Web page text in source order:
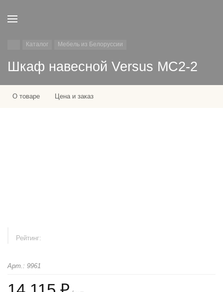
Каталог Мебель из Белоруссии
Шкаф навесной Versus MC2-2
О товаре Цена и заказ
Рейтинг:
Арт.: 9961